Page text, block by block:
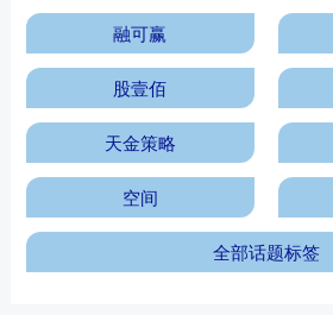
融可赢
股壹佰
天金策略
空间
全部话题标签